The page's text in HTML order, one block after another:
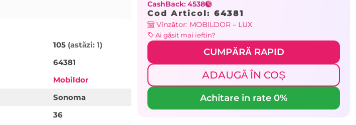
105 (astăzi: 1)
64381
Mobildor
Sonoma
36
CashBack: 4538
Cod Articol: 64381
Vînzător: MOBILDOR – LUX
Ai găsit mai ieftin?
CUMPĂRĂ RAPID
ADAUGĂ ÎN COȘ
Achitare in rate 0%